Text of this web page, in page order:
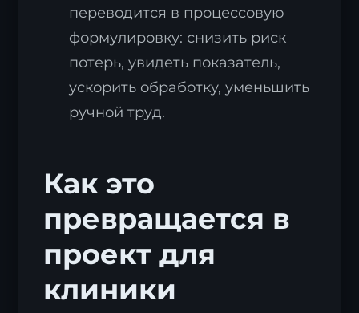
переводится в процессовую
формулировку: снизить риск
потерь, увидеть показатель,
ускорить обработку, уменьшить
ручной труд.
Как это
превращается в
проект для
клиники